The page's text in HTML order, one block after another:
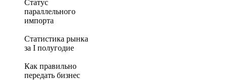
Статус
параллельного
импорта
Статистика рынка
за I полугодие
Как правильно
передать бизнес